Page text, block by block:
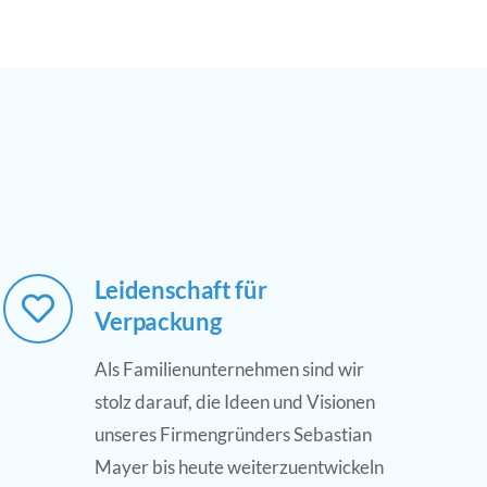
Leidenschaft für
Verpackung
Als Familienunternehmen sind wir
stolz darauf, die Ideen und Visionen
unseres Firmengründers Sebastian
Mayer bis heute weiterzuentwickeln